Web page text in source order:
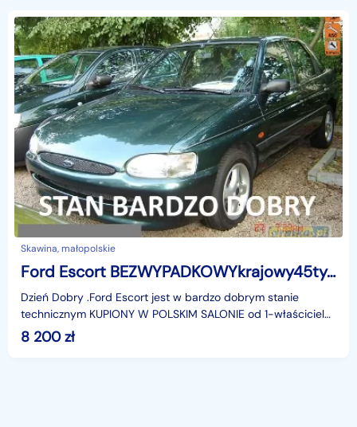
Skawina, małopolskie
Ford Escort BEZWYPADKOWYkrajowy45tys.km serwisowanyStan BARDZO DOBRY
Dzień Dobry .Ford Escort jest w bardzo dobrym stanie
technicznym KUPIONY W POLSKIM SALONIE od 1-właściciela
pana w wieku ok 60 lat .garażowany w domu prywatnym
8 200zł